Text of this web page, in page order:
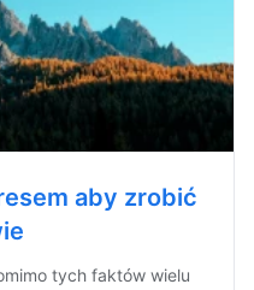
aby zrobić
tych faktów wielu